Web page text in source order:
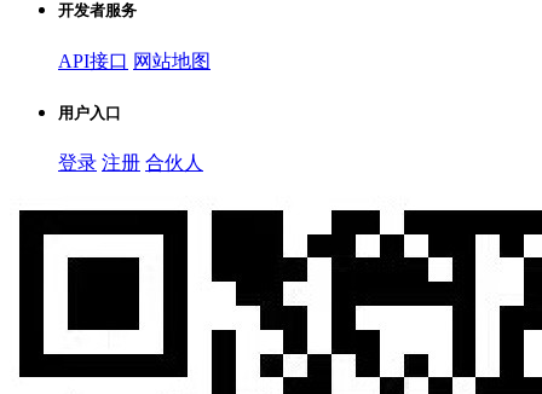
开发者服务
API接口 网站地图
用户入口
登录 注册 合伙人